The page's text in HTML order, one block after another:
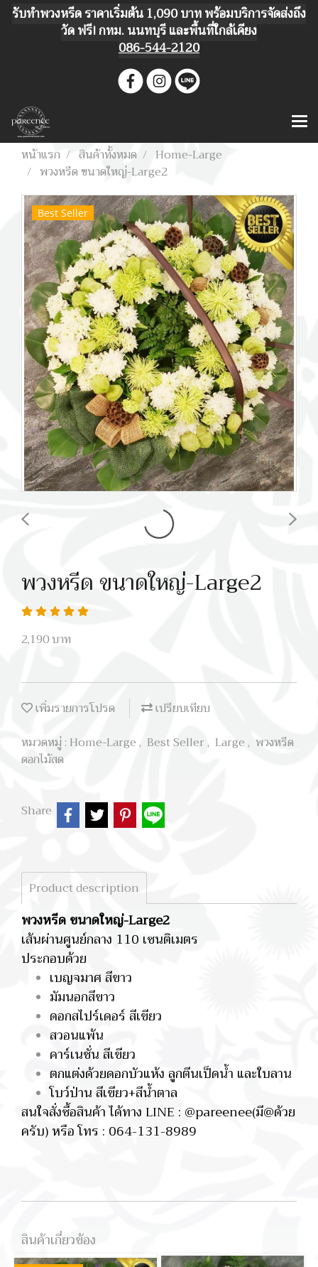
รับทำพวงหรีด ราคาเริ่มต้น 1,090 บาท พร้อมบริการจัดส่งถึง
วัด ฟรี! กทม. นนทบุรี และพื้นที่ใกล้เคียง
086-544-2120
หน้าแรก สินค้าทั้งหมด
Home-Large
พวงหรีด ขนาดใหญ่-Large2
Best Seller
พวงหรีด ขนาดใหญ่-Large2
2,190 บาท
เพิ่มรายการโปรด
เปรียบเทียบ
หมวดหมู่ : Home-Large, Best Seller, Large , พวงหรีด
ดอกไม้สด
Share
Product description
พวงหรีด ขนาดใหญ่-Large2
เส้นผ่านศูนย์กลาง 110 เซนติเมตร
ประกอบด้วย
เบญจมาศ สีขาว
มัมนอกสีขาว
ดอกสไปร์เดอร์ สีเขียว
สวอนแพ้น
คาร์เนชั่น สีเขียว
ตกแต่งด้วยดอกบัวแห้ง ลูกตีนเป็ดน้ำ และใบลาน
โบว์ป่าน สีเขียว+สีน้ำตาล
สนใจสั่งซื้อสินค้า ได้ทาง LINE : @pareenee(มี@ด้วย
ครับ) หรือ โทร : 064-131-8989
สินค้าเกี่ยวข้อง